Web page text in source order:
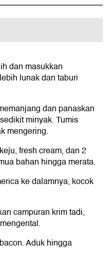
dan masukkan
lunak dan taburi
dan panaskan
minyak. Tumis
mengering.
fresh cream, dan 2
bahan hingga merata.
ke dalamnya, kocok
campuran krim tadi,
Aduk hingga